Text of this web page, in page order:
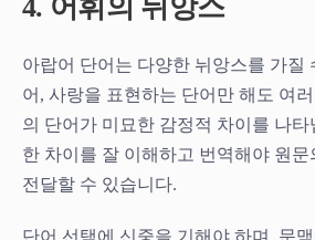
4. 어휘의 뉘앙스
아랍어 단어는 다양한 뉘앙스를 가질
어, 사랑을 표현하는 단어만 해도 여
의 단어가 미묘한 감정적 차이를 나타
한 차이를 잘 이해하고 번역해야 원문
전달할 수 있습니다.
단어 선택에 신중을 기해야 하며, 문